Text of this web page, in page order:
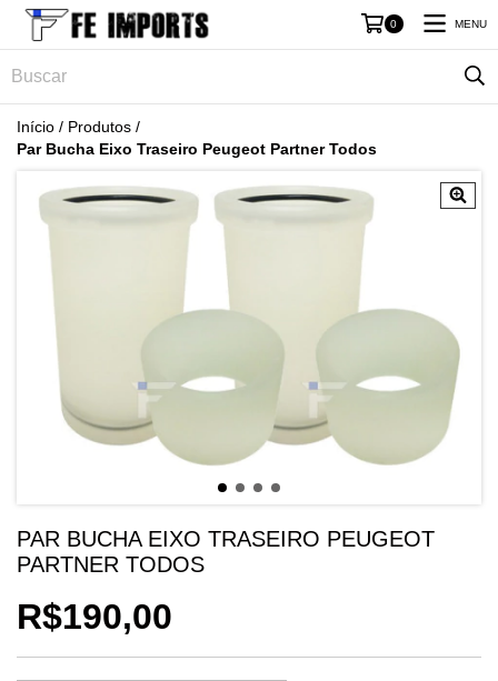
0 MENU
Início / Produtos /
Par Bucha Eixo Traseiro Peugeot Partner Todos
PAR BUCHA EIXO TRASEIRO PEUGEOT
PARTNER TODOS
R$190,00